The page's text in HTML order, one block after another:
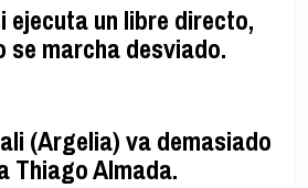
ejecuta un libre directo,
se marcha desviado.
(Argelia) va demasiado
Thiago Almada.